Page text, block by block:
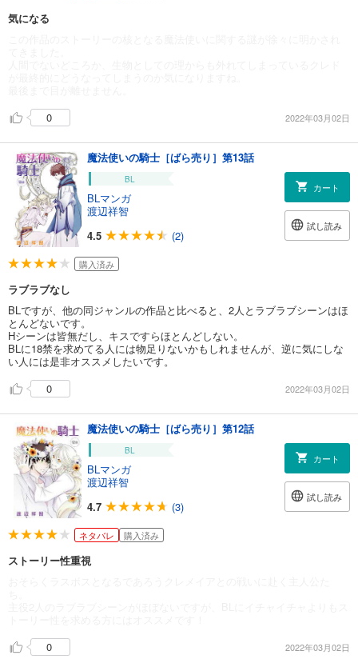
気になる
0
2022年03月02日
魔法使いの騎士［ばら売り］第13話
BL
BLマンガ
渡辺祥智
4.5
(2)
カート
試し読み
購入済み
ラブラブなし
BLですが、他の同ジャンルの作品と比べると、2人とラブラブシーンはほ
とんどないです。
Hシーンは皆無だし、キスですらほとんどしない。
BLに18禁を求めてる人には物足りないかもしれませんが、逆に気にしな
い人には是非オススメしたいです。
0
2022年03月02日
魔法使いの騎士［ばら売り］第12話
BL
BLマンガ
渡辺祥智
4.7
(3)
カート
試し読み
ネタバレ 購入済み
ストーリー性重視
0
2022年03月02日